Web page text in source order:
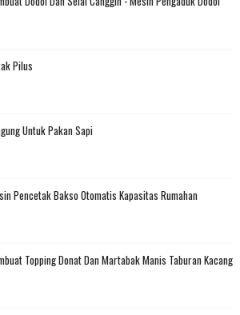
Pilus
Untuk Pakan Sapi
Pencetak Bakso Otomatis Kapasitas Rumahan
Topping Donat Dan Martabak Manis Taburan Kacang